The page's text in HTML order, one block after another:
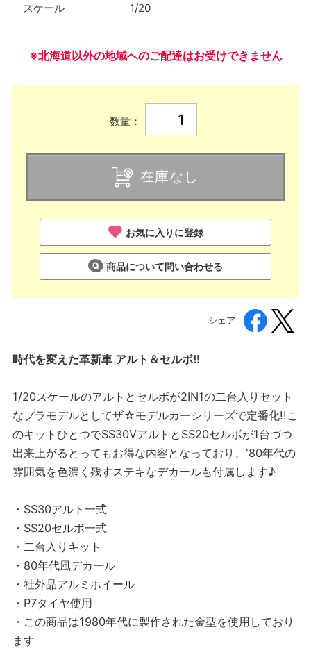
スケール 1/20
※北海道以外の地域へのご配達はお受けできません
数量：
在庫なし
お気に入りに登録
商品について問い合わせる
シェア
時代を変えた革新車 アルト＆セルボ!!
1/20スケールのアルトとセルボが2IN1の二台入りセット
なプラモデルとしてザ☆モデルカーシリーズで定番化!!こ
のキットひとつでSS30VアルトとSS20セルボが1台づつ
出来上がるとってもお得な内容となっており、'80年代の
雰囲気を色濃く残すステキなデカールも付属します♪
・SS30アルト一式
・SS20セルボ一式
・二台入りキット
・80年代風デカール
・社外品アルミホイール
・P7タイヤ使用
・この商品は1980年代に製作された金型を使用しており
ます